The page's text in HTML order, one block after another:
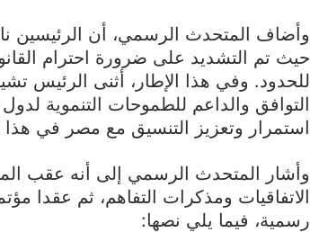
وأضاف المتحدث الرسمي، أن الرئيسين
حيث تم التشديد على ضرورة احترام
للحدود. وفي هذا الإطار، أثنى
التوافق والداعم للطموحات التنموية
استمرار وتعزيز التنسيق مع مصر في هذا
وأشار المتحدث الرسمي إلى أنه عقب
الاتفاقيات ومذكرات التفاهم، ثم عقدا
رسمية، فيما يلي نصها: